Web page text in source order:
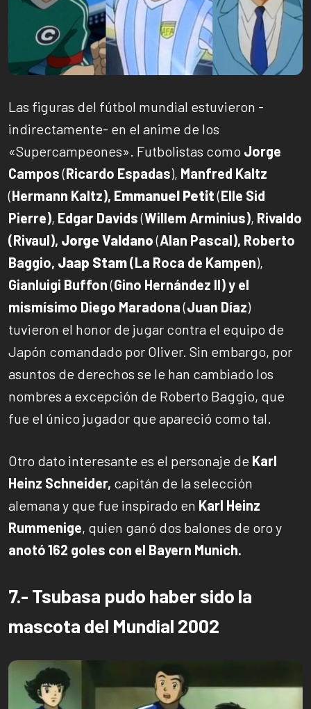
Las figuras del fútbol mundial estuvieron -
indirectamente- en el anime de los
«Supercampeones». Futbolistas como Jorge
Campos(Ricardo Espadas), Manfred Kaltz
(Hermann Kaltz), Emmanuel Petit(Elle Sid
Pierre), Edgar Davids(Willem Arminius), Rivaldo
(Rivaul), Jorge Valdano(Alan Pascal), Roberto
Baggio, Jaap Stam(La Roca de Kampen),
Gianluigi Buffon(Gino Hernández II) y el
mismísimo Diego Maradona(Juan Díaz)
tuvieron el honor de jugar contra el equipo de
Japón comandado por Oliver. Sin embargo, por
asuntos de derechos se le han cambiado los
nombres a excepción de Roberto Baggio, que
fue el único jugador que apareció como tal.
Otro dato interesante es el personaje de Karl
Heinz Schneider, capitán de la selección
alemana y que fue inspirado en Karl Heinz
Rummenige, quien ganó dos balones de oro y
anotó 162 goles con el Bayern Munich.
7.- Tsubasa pudo haber sido la
mascota del Mundial 2002